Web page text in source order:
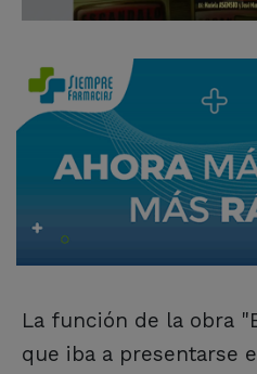
La función de la obra
que iba a presentarse